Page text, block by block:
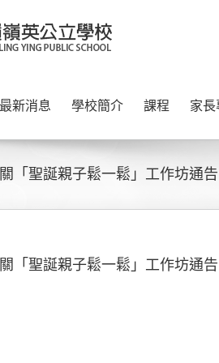
最新消息 學校簡介 課程 家
「聖誕親子鬆一鬆」工作坊通告
「聖誕親子鬆一鬆」工作坊通告